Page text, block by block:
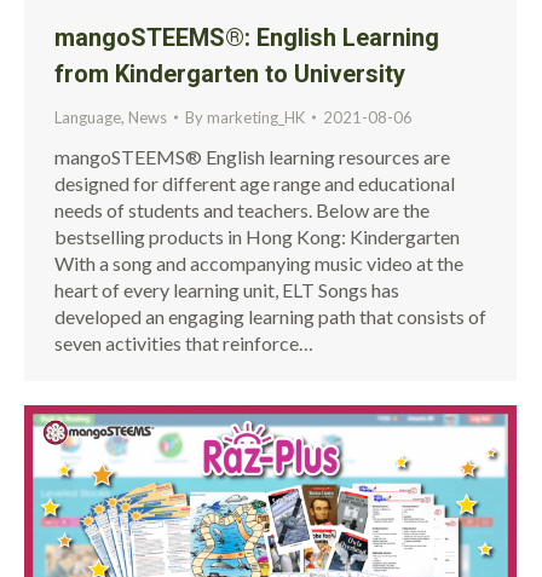
mangoSTEEMS®: English Learning
from Kindergarten to University
Language, News By marketing_HK 2021-08-06
mangoSTEEMS® English learning resources are
designed for different age range and educational
needs of students and teachers. Below are the
bestselling products in Hong Kong: Kindergarten
With a song and accompanying music video at the
heart of every learning unit, ELT Songs has
developed an engaging learning path that consists of
seven activities that reinforce…